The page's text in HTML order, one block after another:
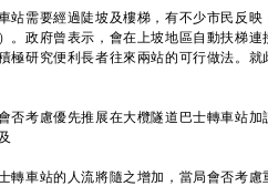
需要經過陡坡及樓梯，有不少市民反映
。政府曾表示，會在上坡地區自動扶梯連
極研究便利長者往來兩站的可行做法。
否考慮優先推展在大欖隧道巴士轉車站加
轉車站的人流將隨之增加，當局會否考